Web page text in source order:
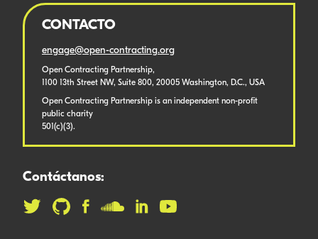
CONTACTO
engage@open-contracting.org
Open Contracting Partnership,
1100 13th Street NW, Suite 800, 20005 Washington, D.C., USA
Open Contracting Partnership is an independent non-profit
public charity
501(c)(3).
Contáctanos: